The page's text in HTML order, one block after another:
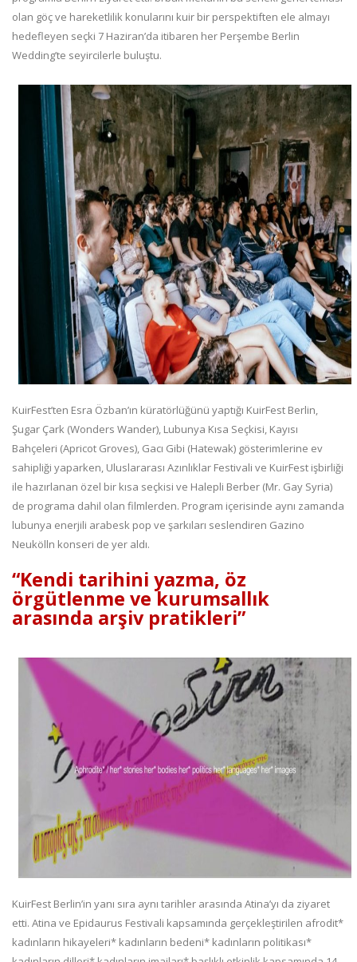
olan göç ve hareketlilik konularını kuir bir perspektiften ele almayı
hedefleyen seçki 7 Haziran’da itibaren her Perşembe Berlin
Wedding’te seyircilerle buluştu.
KuirFest’ten Esra Özban’ın küratörlüğünü yaptığı KuirFest Berlin,
Şugar Çark (Wonders Wander), Lubunya Kısa Seçkisi, Kayısı
Bahçeleri (Apricot Groves), Gacı Gibi (Hatewak) gösterimlerine ev
sahipliği yaparken, Uluslararası Azınlıklar Festivali ve KuirFest işbirliği
ile hazırlanan özel bir kısa seçkisi ve Halepli Berber (Mr. Gay Syria)
de programa dahil olan filmlerden. Program içerisinde aynı zamanda
lubunya enerjili arabesk pop ve şarkıları seslendiren Gazino
Neukölln konseri de yer aldı.
“Kendi tarihini yazma, öz
örgütlenme ve kurumsallık
arasında arşiv pratikleri”
KuirFest Berlin’in yanı sıra aynı tarihler arasında Atina’yı da ziyaret
etti. Atina ve Epidaurus Festivali kapsamında gerçekleştirilen afrodit*
kadınların hikayeleri* kadınların bedeni* kadınların politikası*